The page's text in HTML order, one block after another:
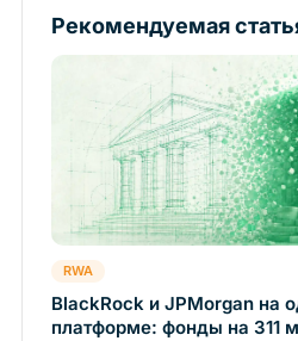
Рекомендуемая
RWA
BlackRock и JPMorgan на
платформе: фонды на 311